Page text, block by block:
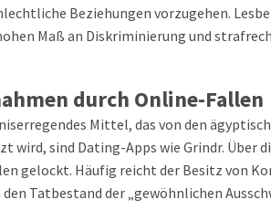
Beziehungen vorzugehen.
Maß an Diskriminierung und
durch Online-Fallen
Mittel, das von den
wird, sind Dating-Apps wie Grindr. Über
gelockt. Häufig reicht der Besitz von
Tatbestand der „gewöhnlichen